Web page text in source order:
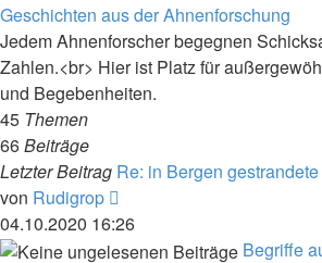
Geschichten aus der Ahnenforschung
Jedem Ahnenforscher begegnen
Zahlen.<br> Hier ist Platz für
und Begebenheiten.
45 Themen
66Beiträge
Letzter Beitrag Re: in Bergen
von Rudigrop
Beitrag
04.10.2020 16:26
Begriffe